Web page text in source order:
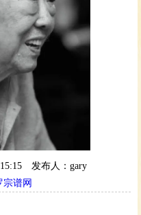
发布人：gary
宗谱网